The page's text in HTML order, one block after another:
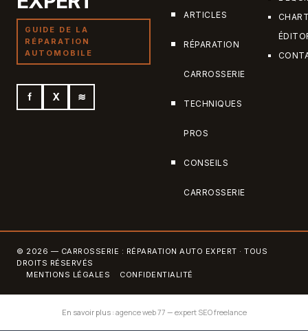
GUIDE DE LA
RÉPARATION
AUTOMOBILE
f X ≋
ARTICLES
RÉPARATION
CARROSSERIE
TECHNIQUES
PROS
CONSEILS
CARROSSERIE
© 2026 — CARROSSERIE : RÉPARATION AUTO EXPERT · TOUS
DROITS RÉSERVÉS
MENTIONS LÉGALES
CONFIDENTIALITÉ
En savoir plus : agence web 77 — expert SEO freelance